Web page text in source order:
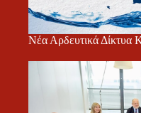
Νέα Αρδευτικά Δίκτυα